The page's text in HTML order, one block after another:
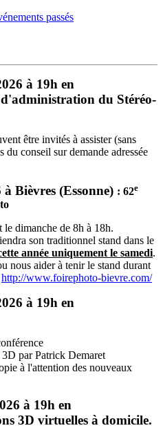
passés
à 19h en
du Stéréo-
être invités à assister (sans
conseil sur demande adressée
Bièvres (Essonne) : 62e
le dimanche de 8h à 18h.
son traditionnel stand dans le
année uniquement le samedi.
nous aider à tenir le stand durant
http://www.foirephoto-bievre.com/
à 19h en
par Patrick Demaret
à l'attention des nouveaux
à 19h en
3D virtuelles à domicile.